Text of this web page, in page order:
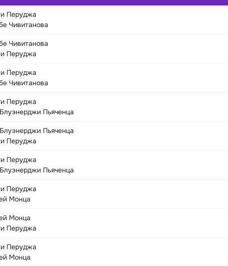
Перуджа
Чивитанова
Чивитанова
Перуджа
Перуджа
Чивитанова
Перуджа
Пьяченца
Пьяченца
Перуджа
Перуджа
Пьяченца
Перуджа
Монца
Монца
Перуджа
Перуджа
Монца